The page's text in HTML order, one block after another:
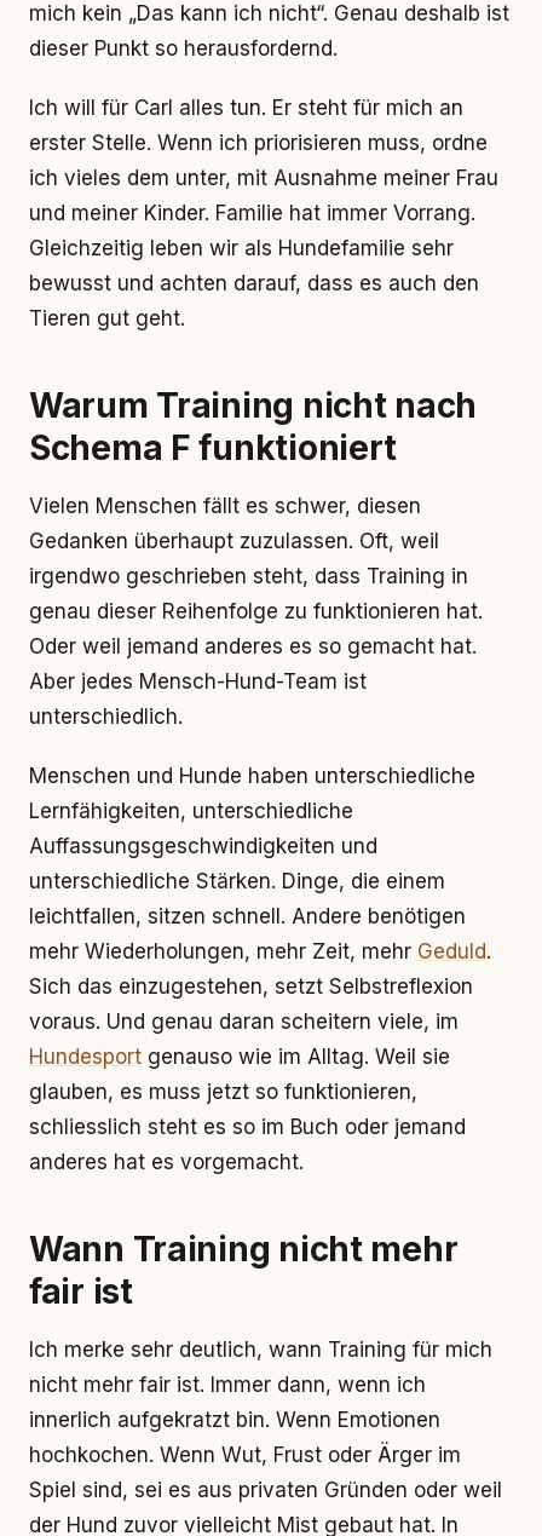
mich kein „Das kann ich nicht“. Genau deshalb ist
dieser Punkt so herausfordernd.
Ich will für Carl alles tun. Er steht für mich an
erster Stelle. Wenn ich priorisieren muss, ordne
ich vieles dem unter, mit Ausnahme meiner Frau
und meiner Kinder. Familie hat immer Vorrang.
Gleichzeitig leben wir als Hundefamilie sehr
bewusst und achten darauf, dass es auch den
Tieren gut geht.
Warum Training nicht nach
Schema F funktioniert
Vielen Menschen fällt es schwer, diesen
Gedanken überhaupt zuzulassen. Oft, weil
irgendwo geschrieben steht, dass Training in
genau dieser Reihenfolge zu funktionieren hat.
Oder weil jemand anderes es so gemacht hat.
Aber jedes Mensch-Hund-Team ist
unterschiedlich.
Menschen und Hunde haben unterschiedliche
Lernfähigkeiten, unterschiedliche
Auffassungsgeschwindigkeiten und
unterschiedliche Stärken. Dinge, die einem
leichtfallen, sitzen schnell. Andere benötigen
mehr Wiederholungen, mehr Zeit, mehr Geduld.
Sich das einzugestehen, setzt Selbstreflexion
voraus. Und genau daran scheitern viele, im
Hundesport genauso wie im Alltag. Weil sie
glauben, es muss jetzt so funktionieren,
schliesslich steht es so im Buch oder jemand
anderes hat es vorgemacht.
Wann Training nicht mehr
fair ist
Ich merke sehr deutlich, wann Training für mich
nicht mehr fair ist. Immer dann, wenn ich
innerlich aufgekratzt bin. Wenn Emotionen
hochkochen. Wenn Wut, Frust oder Ärger im
Spiel sind, sei es aus privaten Gründen oder weil
der Hund zuvor vielleicht Mist gebaut hat. In